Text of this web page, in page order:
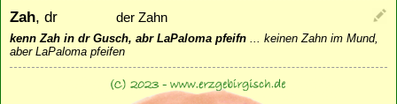
Zah, dr der Zahn
kenn Zah in dr Gusch, abr LaPaloma pfeifn ... keinen Zahn im Mund,
aber LaPaloma pfeifen